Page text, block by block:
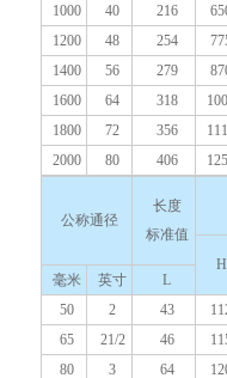
1000
40 216
1200
48 254
1400
56 279
1600
64 318
1800
72 356
2000
80 406
公称通径
长度
标准值
H
毫米
英寸
L
50
2 43
65
21/2 46
80
3 64